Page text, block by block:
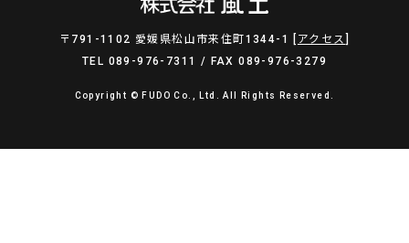
〒791-1102 愛媛県松山市来住町1344-1 [ アクセス
TEL 089-976-7311 / FAX 089-976-3279
Copyright © FUDO Co., Ltd. All Rights Reserved.